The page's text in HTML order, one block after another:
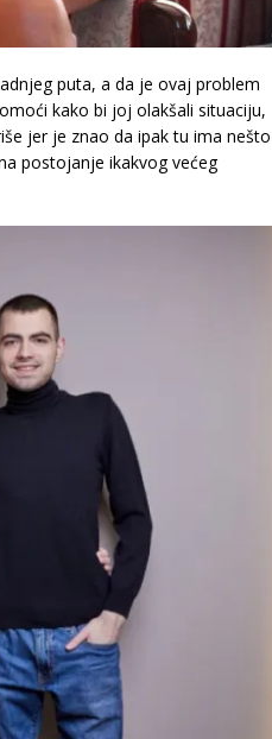
puta, a da je ovaj problem
kako bi joj olakšali situaciju,
jer je znao da ipak tu ima nešto
postojanje ikakvog većeg